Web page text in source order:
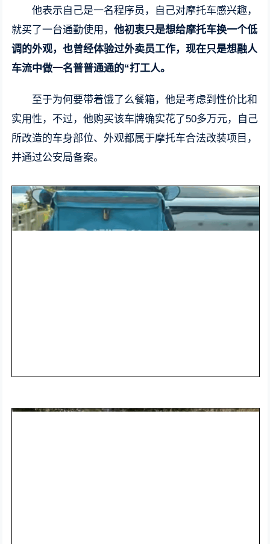
他表示自己是一名程序员，自己对摩托车感兴趣，
就买了一台通勤使用，他初衷只是想给摩托车换一个低
调的外观，也曾经体验过外卖员工作，现在只是想融人
车流中做一名普普通通的“打工人。
至于为何要带着饿了么餐箱，他是考虑到性价比和
实用性，不过，他购买该车牌确实花了50多万元，自己
所改造的车身部位、外观都属于摩托车合法改装项目，
并通过公安局备案。